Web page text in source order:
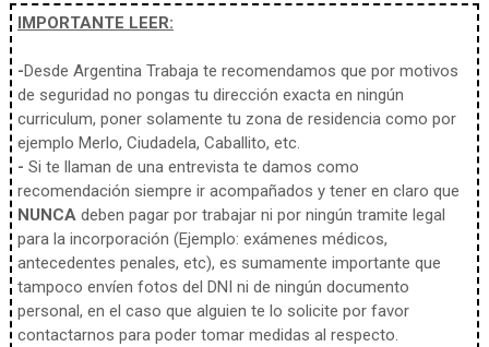
IMPORTANTE LEER:
-Desde Argentina Trabaja te recomendamos que por motivos
de seguridad no pongas tu dirección exacta en ningún
curriculum, poner solamente tu zona de residencia como por
ejemplo Merlo, Ciudadela, Caballito, etc.
- Si te llaman de una entrevista te damos como
recomendación siempre ir acompañados y tener en claro que
NUNCAdeben pagar por trabajar ni por ningún tramite legal
para la incorporación (Ejemplo: exámenes médicos,
antecedentes penales, etc), es sumamente importante que
tampoco envíen fotos del DNI ni de ningún documento
personal, en el caso que alguien te lo solicite por favor
contactarnos para poder tomar medidas al respecto.